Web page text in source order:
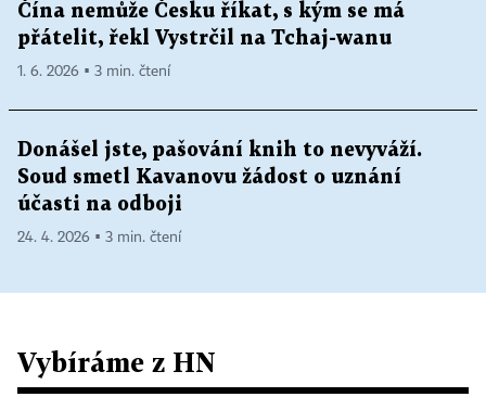
Čína nemůže Česku říkat, s kým se má
přátelit, řekl Vystrčil na Tchaj-wanu
1. 6. 2026 ▪ 3 min. čtení
Donášel jste, pašování knih to nevyváží.
Soud smetl Kavanovu žádost o uznání
účasti na odboji
24. 4. 2026 ▪ 3 min. čtení
Vybíráme z HN